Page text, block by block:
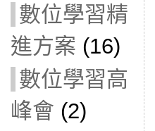
數位學習精
進方案 (16)
數位學習高
峰會 (2)